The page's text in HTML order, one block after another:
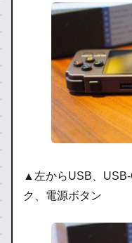
▲左からUSB、
ク、電源ボタン